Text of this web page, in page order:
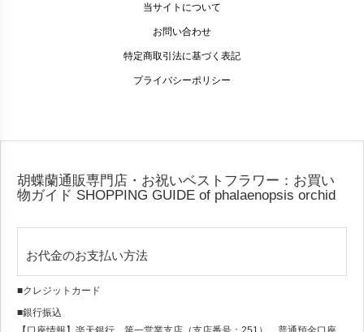
当サイトについて
お問い合わせ
特定商取引法に基づく表記
プライバシーポリシー
胡蝶蘭通販専門店・お祝いベストフラワー：お買い
物ガイド SHOPPING GUIDE of phalaenopsis orchid
お代金のお支払い方法
■クレジットカード
■銀行振込